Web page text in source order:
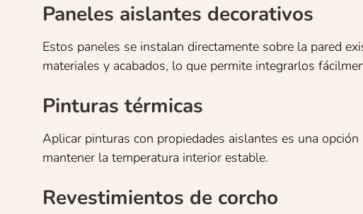
Paneles aislantes decorativos
Estos paneles se instalan directamente sobre la pared
materiales y acabados, lo que permite integrarlos
Pinturas térmicas
Aplicar pinturas con propiedades aislantes es una
mantener la temperatura interior estable.
Revestimientos de corcho